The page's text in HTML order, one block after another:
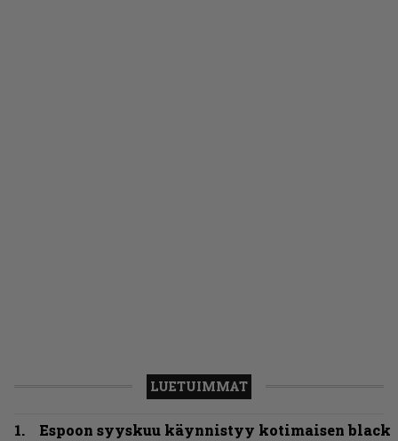
LUETUIMMAT
Espoon syyskuu käynnistyy kotimaisen black